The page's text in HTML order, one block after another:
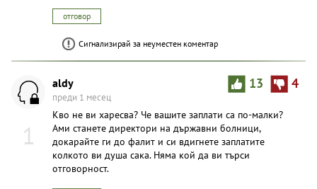
отговор
Сигнализирай за неуместен коментар
1
13 4
aldy
преди 1 месец
Кво не ви харесва? Че вашите заплати са по-малки?
Ами станете директори на държавни болници,
докарайте ги до фалит и си вдигнете заплатите
колкото ви душа сака. Няма кой да ви търси
отговорност.